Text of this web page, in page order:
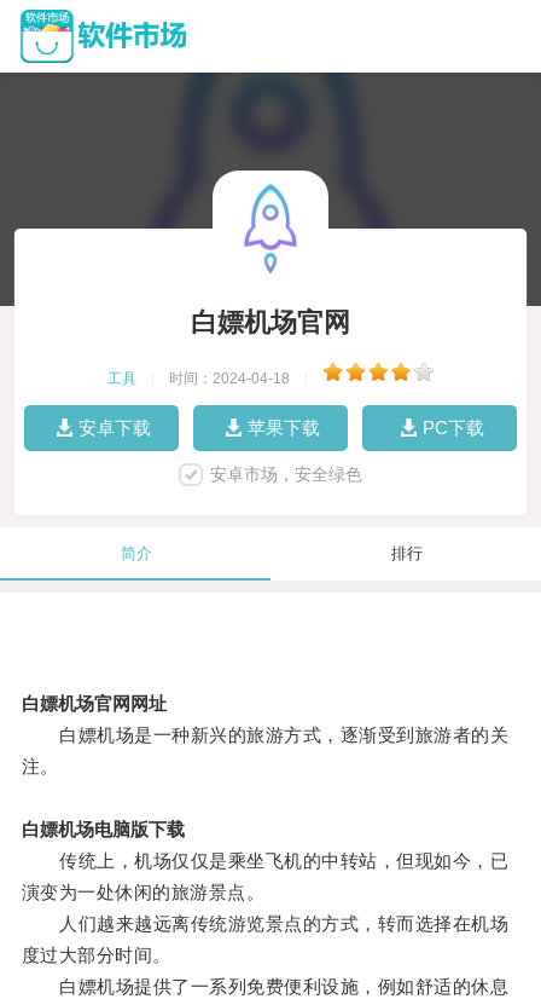
白嫖机场官网
工具 时间：2024-04-18
安卓下载 苹果下载 PC下载
安卓市场，安全绿色
简介 排行
白嫖机场官网网址
白嫖机场是一种新兴的旅游方式，逐渐受到旅游者的关
注。
白嫖机场电脑版下载
传统上，机场仅仅是乘坐飞机的中转站，但现如今，已
演变为一处休闲的旅游景点。
人们越来越远离传统游览景点的方式，转而选择在机场
度过大部分时间。
白嫖机场提供了一系列免费便利设施，例如舒适的休息